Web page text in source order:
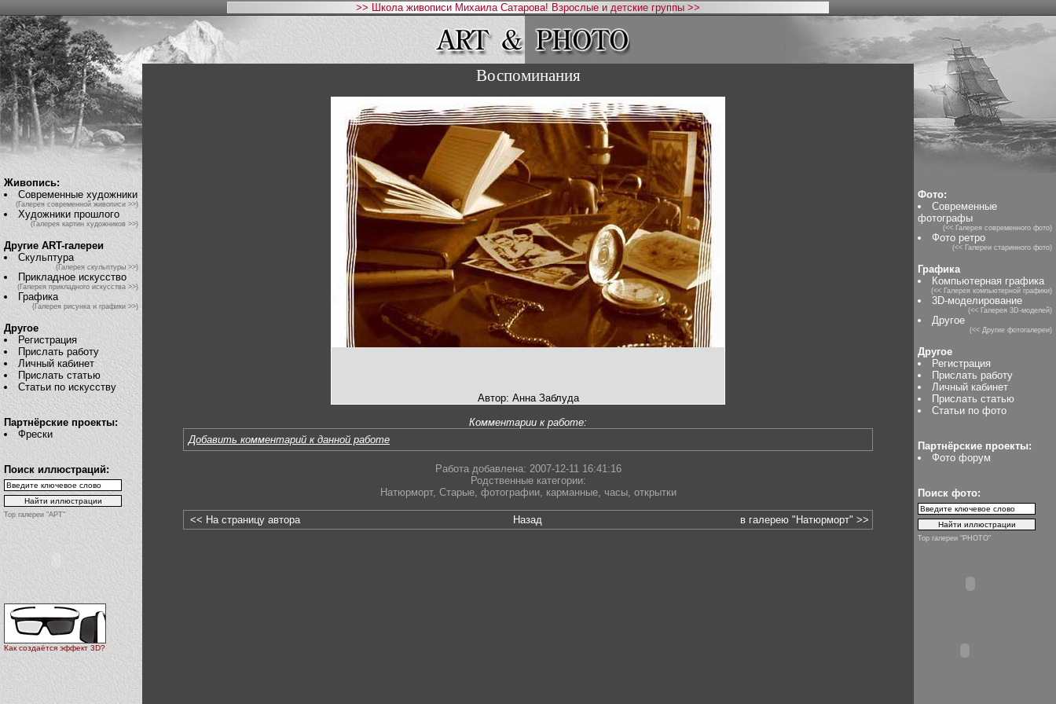
>> Школа живописи Михаила Сатарова! Взрослые и детские группы >>
Живопись:
Современные художники
(Галерея современной живописи >>)
Художники прошлого
(Галерея картин художников >>)
Другие ART-галереи
Скульптура
(Галерея скульптуры >>)
Прикладное искусство
(Галерея прикладного искусства >>)
Графика
(Галерея рисунка и графики >>)
Другое
Регистрация
Прислать работу
Личный кабинет
Прислать статью
Статьи по искусству
Партнёрские проекты:
Фрески
Поиск иллюстраций:
Top галереи "АРТ"
Как создаётся эффект 3D?
Воспоминания
Автор: Анна Заблуда
Комментарии к работе:
Добавить комментарий к данной работе
Работа добавлена: 2007-12-11 16:41:16
Родственные категории:
Натюрморт, Старые, фотографии, карманные, часы, открытки
<< На страницу автора Назад в галерею "Натюрморт" >>
Фото:
Современные
фотографы
(<< Галерея современного фото)
Фото ретро
(<< Галереи старинного фото)
Графика
Компьютерная графика
(<< Галерея компьютерной графики)
3D-моделирование
(<< Галерея 3D-моделей)
Другое
(<< Другие фотогалереи)
Другое
Регистрация
Прислать работу
Личный кабинет
Прислать статью
Статьи по фото
Партнёрские проекты:
Фото форум
Поиск фото:
Top галереи "PHOTO"